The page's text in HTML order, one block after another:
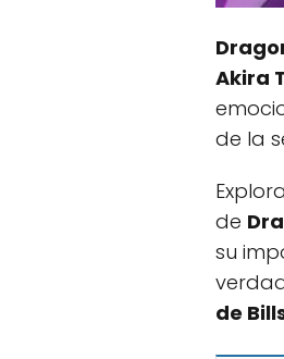
Akira
de la
de
su
de